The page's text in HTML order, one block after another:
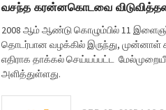
வசந்த கரன்னகொடவை
2008 ஆம் ஆண்டு கொழும்பில் 11
தொடர்பான வழக்கில் இருந்து, முன்னாள்
எதிராக தாக்கல் செய்யப்பட்ட
அளித்துள்ளது.